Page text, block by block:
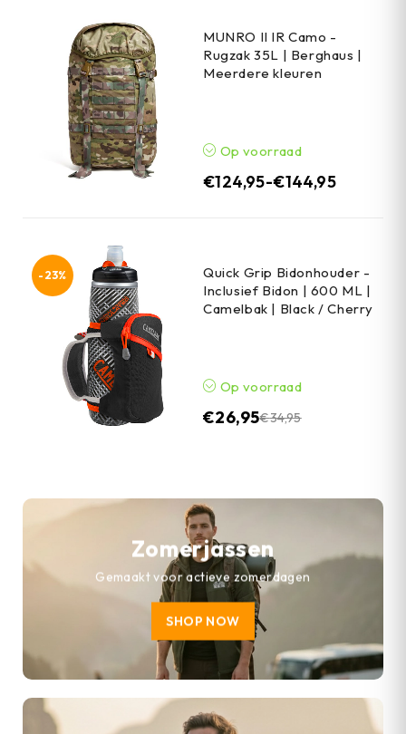
MUNRO II IR Camo -
Rugzak 35L | Berghaus |
Meerdere kleuren
Op voorraad
€124,95-€144,95
-23%
Quick Grip Bidonhouder -
Inclusief Bidon | 600 ML |
Camelbak | Black / Cherry
Op voorraad
€34,95
€26,95
Zomerjassen
Gemaakt voor actieve zomerdagen
SHOP NOW